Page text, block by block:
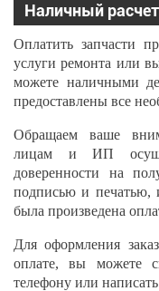
Наличный расчет
Оплатить запчасти
услуги ремонта или
можете наличными
предоставлены все
Обращаем ваше
лицам и ИП
доверенности на
подписью и печатью,
была произведена
Для оформления
оплате, вы можете
телефону или